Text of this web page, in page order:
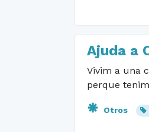
Ajuda a
Vivim a una
perque
Otros